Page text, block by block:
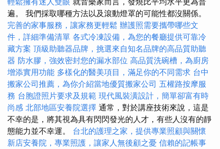
遍。 我們採取哪種方法以及滾動燈罩的可能性都沒關係。
完善的家事服務，讓家務更輕鬆 辦護照需要攜帶哪些文
件，詳細準備清單 各式冷凍設備，為您的餐廳提供可靠冷
藏方案 頂級助聽器品牌，挑選來自知名品牌的高品質助聽
器 防水膠，強效密封您的漏水部位 高品質洗碗槽，為廚房
增添實用功能 多樣化的醫美項目，滿足你的不同需求 台中
搬家公司推薦，為你介紹當地優質搬家公司 五權路按摩服
務 台胞證照片要求及規範 現代風裝潢設計，簡單卻富有時
尚感 北部地區安養院選擇 通常，對於講座技術來說，這是
不幸的是，將其視為具有閃閃發光的人才，有些人沒有的靜
態能力並不幸運。 台北的護理之家，提供專業照顧與關懷
新店安養院，專業照護，讓家人無後顧之憂 信賴的記帳事